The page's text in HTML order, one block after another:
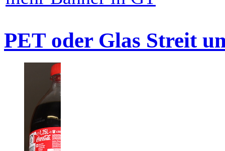
PET oder Glas Streit